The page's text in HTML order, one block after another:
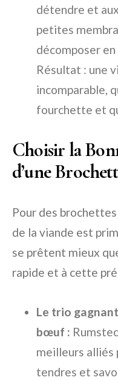
détendre et
petites
décomposer
Résultat : une
incomparable,
fourchette et
Choisir la
d’une
Pour des
de la viande est
se prêtent mieux
rapide et à cette
Le trio
bœuf :
meilleurs alliés
tendres et